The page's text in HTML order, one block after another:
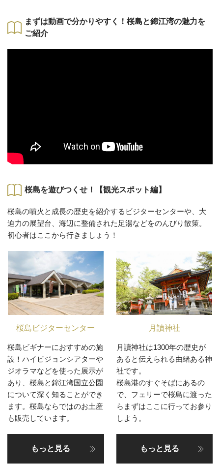
まずは動画で分かりやすく！桜島と錦江湾の魅力を
ご紹介
桜島を遊びつくせ！【観光スポット編】
桜島の噴火と成長の歴史を紹介するビジターセンターや、大
迫力の展望台、海辺に整備された足湯などをのんびり散策。
初心者はここから行きましょう！
桜島ビジターセンター
桜島ビギナーにおすすめの施
設！ハイビジョンシアターや
ジオラマなどを使った展示が
あり、桜島と錦江湾国立公園
について深く知ることができ
ます。桜島ならではのお土産
も販売しています。
もっと見る
月讀神社
月讀神社は1300年の歴史が
あると伝えられる由緒ある神
社です。
桜島港のすぐそばにあるの
で、フェリーで桜島に渡った
らまずはここに行ってお参り
しよう。
もっと見る